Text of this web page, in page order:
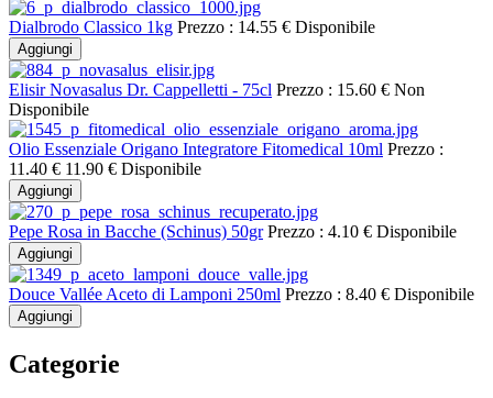
Dialbrodo Classico 1kg Prezzo : 14.55 € Disponibile
Aggiungi
Elisir Novasalus Dr. Cappelletti - 75cl Prezzo : 15.60 € Non
Disponibile
Olio Essenziale Origano Integratore Fitomedical 10ml Prezzo :
11.40 € 11.90 € Disponibile
Aggiungi
Pepe Rosa in Bacche (Schinus) 50gr Prezzo : 4.10 € Disponibile
Aggiungi
Douce Vallée Aceto di Lamponi 250ml Prezzo : 8.40 € Disponibile
Aggiungi
Categorie